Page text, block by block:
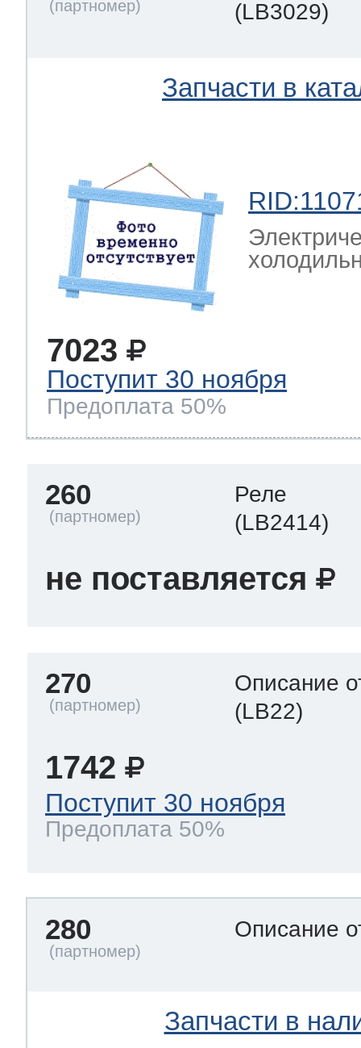
(LB3029)
Запчасти в
7023
Поступит 30 ноября
Предоплата 50%
260
Реле
(LB2414)
не поставляется
270
Описание
(LB22)
1742
Поступит 30 ноября
Предоплата 50%
280 Описание
Запчасти в